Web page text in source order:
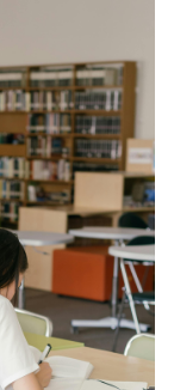
à mal la
d’un système
voire à…